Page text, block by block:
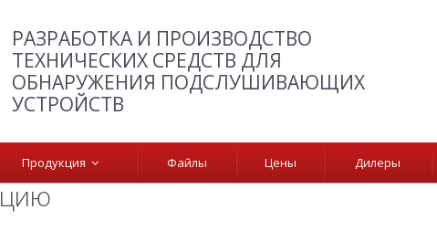
РАЗРАБОТКА И ПРОИЗВОДСТВО
ТЕХНИЧЕСКИХ СРЕДСТВ ДЛЯ
ОБНАРУЖЕНИЯ ПОДСЛУШИВАЮЩИХ
УСТРОЙСТВ
Продукция Файлы Цены Дилеры